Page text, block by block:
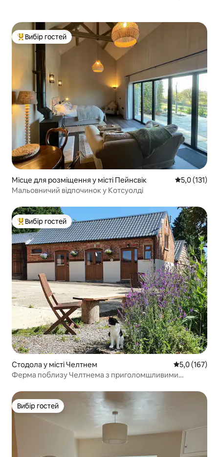
Топ вибір гостей
Вибір гостей
Місце для розміщення у місті Пейнсвік Середня
5,0 (131)
Мальовничий відпочинок у Котсуолді
Топ вибір гостей
Вибір гостей
Стодола у місті Челтнем Середня
5,0 (167)
Ферма поблизу Челтнема з приголомшливими
Вибір гостей
Вибір гостей